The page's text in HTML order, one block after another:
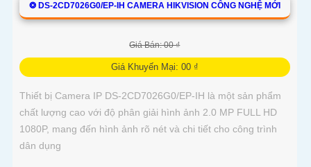
❂ DS-2CD7026G0/EP-IH CAMERA HIKVISION CÔNG NGHỆ MỚI
Giá Bán: 00 ₫
Giá Khuyến Mại: 00 ₫
Thiết bị Camera IP DS-2CD7026G0/EP-IH là một sản phẩm
chất lượng cao với độ phân giải hình ảnh 2.0 MP FULL HD
1080P, mang đến hình ảnh rõ nét và chi tiết cho công trình
dân dụng